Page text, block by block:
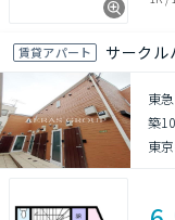
賃貸アパート サークル
東
築
東